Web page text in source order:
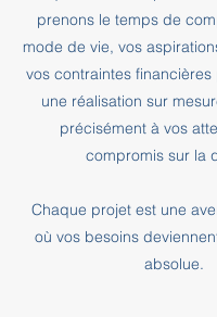
prenons le temps de
mode de vie, vos
vos contraintes
une réalisation sur
précisément à vos
compromis sur la
Chaque projet est une
où vos besoins
absolue.